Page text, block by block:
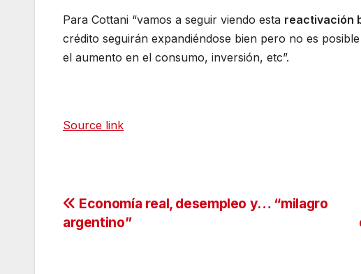
Para Cottani “vamos a seguir viendo esta reactivación
crédito seguirán expandiéndose bien pero no es
el aumento en el consumo, inversión, etc”.
Source link
Navegación
de
Economía real, desempleo y… “milagro
argentino”